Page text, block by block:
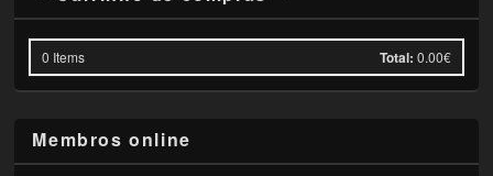
0 Items Total: 0.00€
Membros online